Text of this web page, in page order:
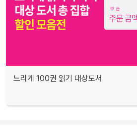
느리게 100권 읽기 대상도서